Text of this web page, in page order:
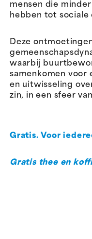
mensen die
hebben tot sociale
Deze
waarbij
samenkomen voor
en uitwisseling
zin, in een sfeer
Gratis. Voor
Gratis thee en